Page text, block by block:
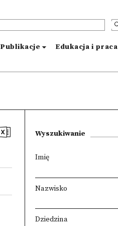
Publikacje Edukacja i praca
Wyszukiwanie
Imię
Nazwisko
Dziedzina